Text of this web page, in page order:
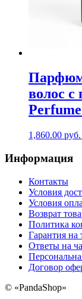
волос
1,860.00 руб.
Информация
Контакты
Условия
Условия
Возврат
Политика
Гарантия на
Ответы на
Договор
© «PandaShop»